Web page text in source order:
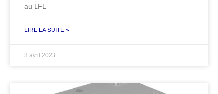
au LFL
LIRE LA SUITE »
3 avril 2023